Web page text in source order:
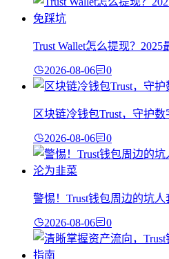
Trust Wallet怎么提现？2025
2026-08-06 0
区块链冷钱包Trust，守护
2026-08-06 0
警惕！Trust钱包周边的坑
2026-08-06 0